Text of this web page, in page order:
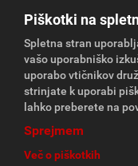
Piškotki na
Spletna stran
vašo uporabniško
uporabo vtičnikov
strinjate k uporabi
lahko preberete na
Sprejmem
Več o piškotkih